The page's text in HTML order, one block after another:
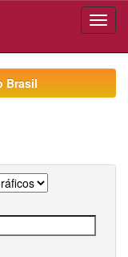
Brasil